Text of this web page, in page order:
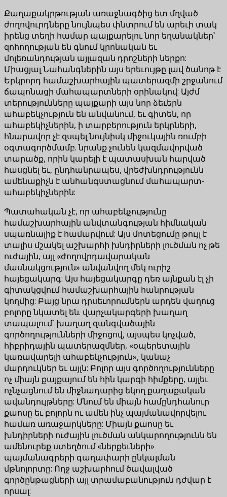
Քաղաքակրթության առաջնագծից ետ մղված
ժողովուրդները նույնպես փնտրում են արեւի տակ
իրենց տեղի համար պայքարելու նոր եղանակներ՝
զոհողության են գնում կրոնական եւ
մոլեռանդության այլազան դրոշների ներքո:
Միացյալ Նահանգներին այս երեւույթը լավ ծանոթ է
Երկրորդ համաշխարհային պատերազմի շրջանում
ճապոնացի մահապարտների օրինակով: Այժմ
տերությունները պայքարի այս նոր ձեւերն
ահաբեկչություն են անվանում, եւ գիտեն, որ
ահաբեկիչներին, ի տարբերություն երկրների,
հնարավոր չէ զսպել նույնիսկ միջուկային ռումբի
օգտագործմամբ. նրանք չունեն կազմավորված
տարածք, որին կարելի է պատասխան հարված
հասցնել եւ, ընդհանրապես, վրեժխնդրությունն
ամենաքիչն է անհանգստացնում մահապարտ-
ահաբեկիչներին:
Պատահական չէ, որ ահաբեկչությունը
համաշխարհային անվտանգության հիմնական
սպառնալիք է համարվում: Այս մոտեցումը թույլ է
տալիս մշակել աշխարհի խնդիրների լուծման ոչ թե
ուժային, այլ «ժողովրդավարական
մասնակցություն» անվանվող մեկ ուրիշ
հայեցակարգ: Այս հայեցակարգը դեռ այնքան էլ չի
գիտակցվում համաշխարհային հանրության
կողմից: Բայց նրա դրսեւորումներն արդեն վաղուց
բոլորը նկատել են. վարչակարգերի խաղաղ
տապալում՝ խաղաղ զանգվածային
գործողությունների միջոցով, այսպես կոչված,
հիբրիդային պատերազմներ, «օպերետային
կառավարելի ահաբեկչություն», կանաչ
մարդուկներ եւ այլն: Բոլոր այս գործողությունները
ոչ միայն քայքայում են հին կարգի հիմքերը, այլեւ
ոչնչացնում են միջնադարից եկող քաղաքական
ավանդույթները: Մնում են միայն համընդհանուր
քաոսը եւ բոլորն ու ամեն ինչ պայմանավորվելու
համառ առաջարկները: Միայն քաոսը եւ
խնդիրների ուժային լուծման անկարողությունն են
ամենուրեք ստեղծում «ներքեւների»
պայմանագրերի գաղափարի ընկալման
մթնոլորտը: Ողջ աշխարհում ծավալված
գործընթացների այլ տրամաբանություն դժվար է
որսալ: